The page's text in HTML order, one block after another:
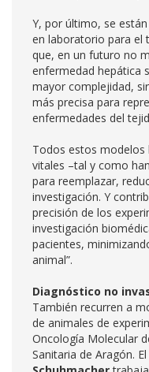
Y, por último, se
en laboratorio para el
que, en un futuro no
enfermedad hepática
mayor complejidad,
más precisa para
enfermedades del
Todos estos modelos
vitales –tal y como
para reemplazar,
investigación. Y
precisión de los
investigación
pacientes,
animal”.
Diagnóstico no
También recurren a
de animales de
Oncología Molecular
Sanitaria de Aragón.